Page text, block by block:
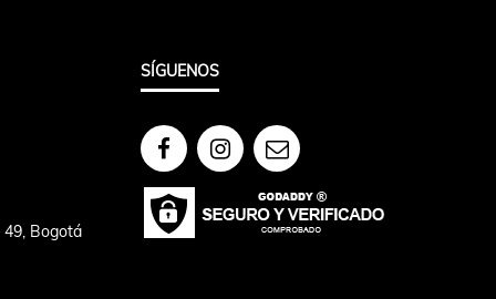
49, Bogotá
SÍGUENOS